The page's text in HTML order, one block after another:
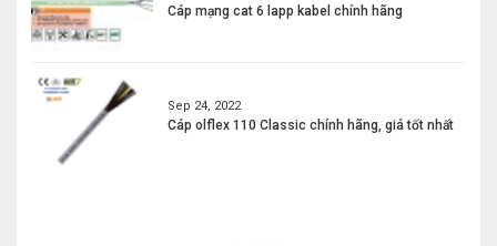
Cáp mạng cat 6 lapp kabel chính hãng
Sep 24, 2022
Cáp olflex 110 Classic chính hãng, giá tốt nhất